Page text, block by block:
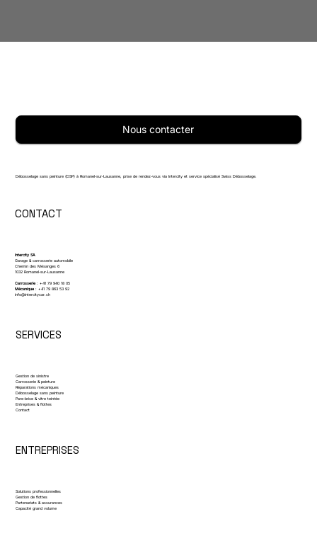
Débosselage sans peinture (DSP) à Romanel-sur-Lausanne, prise de rendez-vous via Intercity et service spécialisé Swiss Débosselage.
ENTREPRISES
SERVICES
CONTACT
Nous contacter
Intercity SA
Garage & carrosserie automobile
Chemin des Mésanges 6
1032 Romanel-sur-Lausanne
Carrosserie : +41 79 940 18 05
Mécanique :+41 79 863 53 92
info@intercitycar.ch
Gestion de sinistre
Carrosserie & peinture
Réparations mécaniques
Débosselage sans peinture
Pare-brise & vitre teintée
Entreprises & flottes
Contact
Solutions professionnelles
Gestion de flottes
Partenariats & assurances
Capacité grand volume